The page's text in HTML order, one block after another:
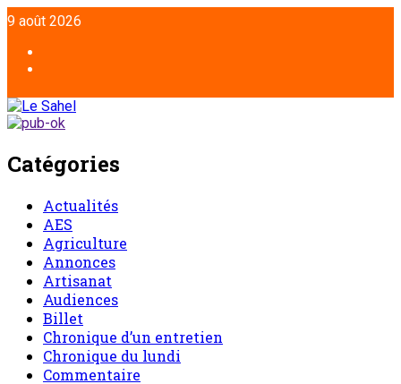
9 août 2026
Catégories
Actualités
AES
Agriculture
Annonces
Artisanat
Audiences
Billet
Chronique d’un entretien
Chronique du lundi
Commentaire